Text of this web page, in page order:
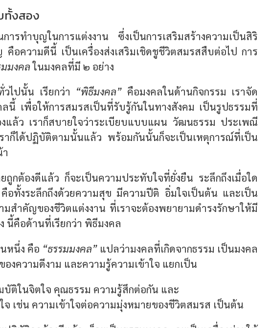
ทั้งสอง
ารทำบุญในการแต่งงาน ซึ่งเป็นการเสริมสร้างความเป็นสิริ
อความดีนี้ เป็นเครื่องส่งเสริมเชิดชูชีวิตสมรสสืบต่อไป การ
มมงคลในมงคลที่มี ๒ อย่าง
วไปนั้น เรียกว่า “พิธีมงคล” คือมงคลในด้านกิจกรรม เราจัด
ลนี้ เพื่อให้การสมรสเป็นที่รับรู้กันในทางสังคม เป็นรูปธรรมที่
งแล้ว เราก็สบายใจว่าระเบียบแบบแผน วัฒนธรรม ประเพณี
ราก็ได้ปฏิบัติตามนั้นแล้ว พร้อมกันนั้นก็จะเป็นเหตุการณ์ที่เป็น
ยถูกต้องดีแล้ว ก็จะเป็นความประทับใจที่ยั่งยืน ระลึกถึงเมื่อใด
อทั้งระลึกถึงด้วยความสุข มีความปีติ อิ่มใจเป็นต้น และเป็น
มสำคัญของชีวิตแต่งงาน ที่เราจะต้องพยายามดำรงรักษาให้มี
นี้คือด้านที่เรียกว่า พิธีมงคล
หนึ่ง คือ “ธรรมมงคล” แปลว่ามงคลที่เกิดจากธรรม เป็นมงคล
องความดีงาม และความรู้ความเข้าใจ แยกเป็น
ติในจิตใจ คุณธรรม ความรู้สึกต่อกัน และ
จ เช่น ความเข้าใจต่อความมุ่งหมายของชีวิตสมรส เป็นต้น